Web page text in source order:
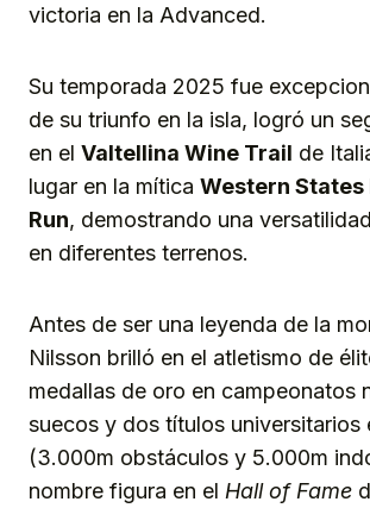
victoria en la Advanced.
Su temporada 2025 fue
de su triunfo en la isla, logró un
en el Valtellina Wine Trail de
lugar en la mítica Western States
Run, demostrando una
en diferentes terrenos.
Antes de ser una leyenda de la
Nilsson brilló en el atletismo de
medallas de oro en campeonatos
suecos y dos títulos universitarios
(3.000m obstáculos y 5.000m
nombre figura en el Hall of Fame